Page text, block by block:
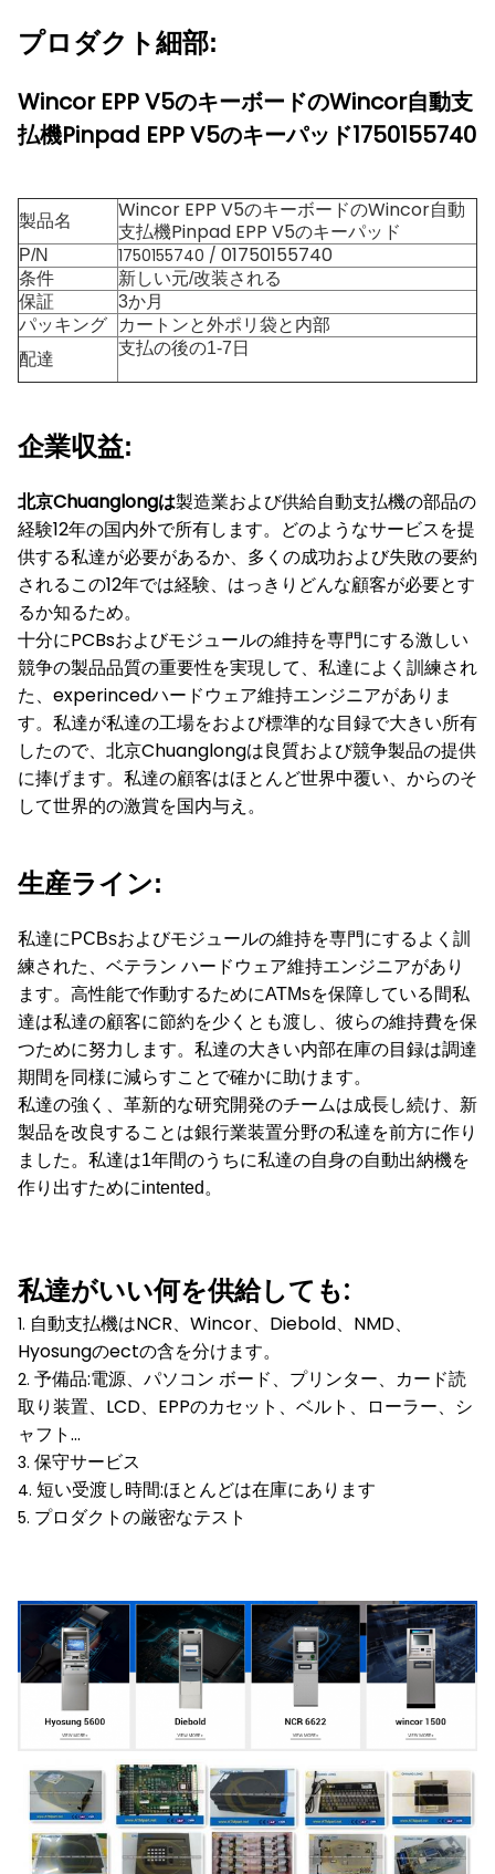
プロダクト細部:
Wincor EPP V5のキーボードのWincor自動支
払機Pinpad EPP V5のキーパッド1750155740
製品名
Wincor EPP V5のキーボードのWincor自動
支払機Pinpad EPP V5のキーパッド
P/N 1750155740 / 01750155740
条件
新しい元/改装される
保証
3か月
パッキング
カートンと外ポリ袋と内部
配達
支払の後の1-7日
企業収益:
北京Chuanglongは製造業および供給自動支払機の部品の
経験12年の国内外で所有します。どのようなサービスを提
供する私達が必要があるか、多くの成功および失敗の要約
されるこの12年では経験、はっきりどんな顧客が必要とす
るか知るため。
十分にPCBsおよびモジュールの維持を専門にする激しい
競争の製品品質の重要性を実現して、私達によく訓練され
た、experincedハードウェア維持エンジニアがありま
す。私達が私達の工場をおよび標準的な目録で大きい所有
したので、北京Chuanglongは良質および競争製品の提供
に捧げます。私達の顧客はほとんど世界中覆い、からのそ
して世界的の激賞を国内与え。
生産ライン:
私達にPCBsおよびモジュールの維持を専門にするよく訓
練された、ベテラン ハードウェア維持エンジニアがあり
ます。高性能で作動するためにATMsを保障している間私
達は私達の顧客に節約を少くとも渡し、彼らの維持費を保
つために努力します。私達の大きい内部在庫の目録は調達
期間を同様に減らすことで確かに助けます。
私達の強く、革新的な研究開発のチームは成長し続け、新
製品を改良することは銀行業装置分野の私達を前方に作り
ました。私達は1年間のうちに私達の自身の自動出納機を
作り出すためにintented。
私達がいい何を供給しても:
1. 自動支払機はNCR、Wincor、Diebold、NMD、
Hyosungのectの含を分けます。
2. 予備品:電源、パソコン ボード、プリンター、カード読
取り装置、LCD、EPPのカセット、ベルト、ローラー、シ
ャフト…
3. 保守サービス
4. 短い受渡し時間:ほとんどは在庫にあります
5. プロダクトの厳密なテスト